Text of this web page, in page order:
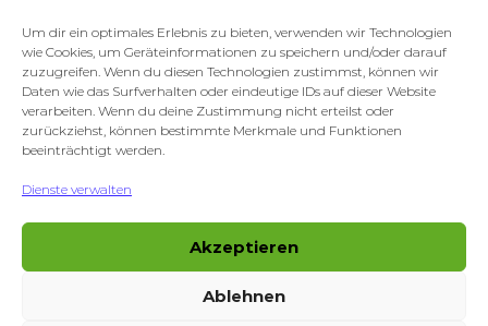
Um dir ein optimales Erlebnis zu bieten, verwenden wir Technologien
wie Cookies, um Geräteinformationen zu speichern und/oder darauf
zuzugreifen. Wenn du diesen Technologien zustimmst, können wir
Daten wie das Surfverhalten oder eindeutige IDs auf dieser Website
verarbeiten. Wenn du deine Zustimmung nicht erteilst oder
zurückziehst, können bestimmte Merkmale und Funktionen
beeinträchtigt werden.
Dienste verwalten
Akzeptieren
Ablehnen
News